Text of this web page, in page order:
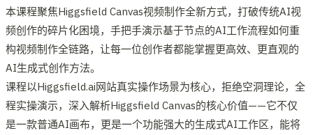
本课程聚焦Higgsfield Canvas视频制作全新方式，打破传统AI视
频创作的碎片化困境，手把手演示基于节点的AI工作流程如何重
构视频制作全链路，让每一位创作者都能掌握更高效、更直观的
AI生成式创作方法。
课程以Higgsfield.ai网站真实操作场景为核心，拒绝空洞理论，全
程实操演示，深入解析Higgsfield Canvas的核心价值——它不仅
是一款普通AI画布，更是一个功能强大的生成式AI工作区，能将